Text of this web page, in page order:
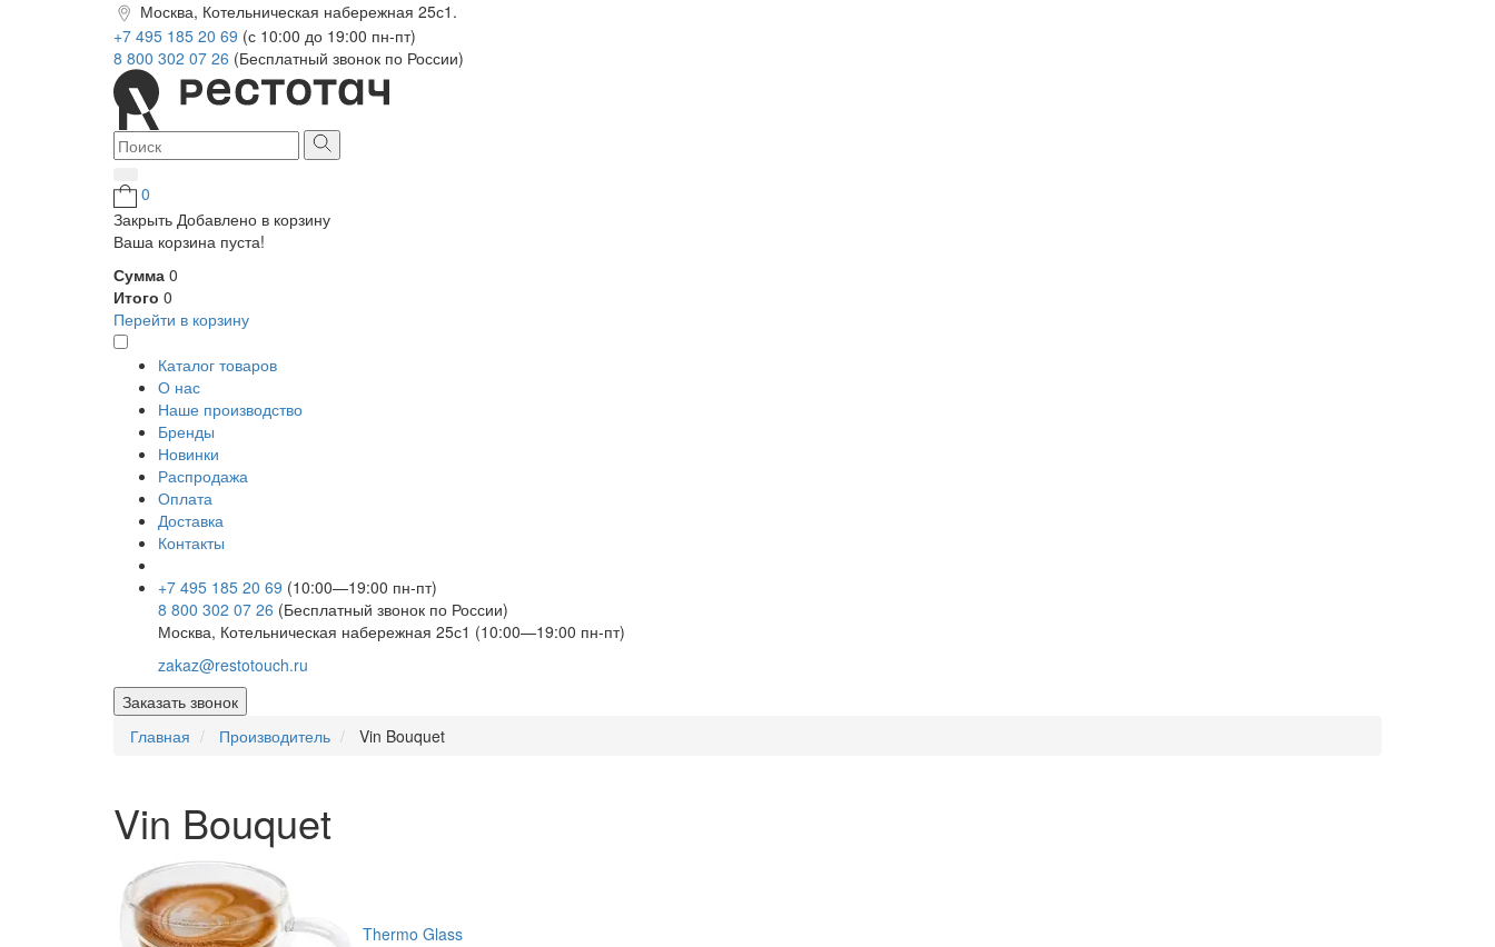
Москва, Котельническая набережная 25с1.
+7 495 185 20 69 (с 10:00 до 19:00 пн-пт)
8 800 302 07 26 (Бесплатный звонок по России)
0
Закрыть Добавлено в корзину
Ваша корзина пуста!
Сумма 0
Итого 0
Перейти в корзину
Каталог товаров
О нас
Наше производство
Бренды
Новинки
Распродажа
Оплата
Доставка
Контакты
+7 495 185 20 69 (10:00—19:00 пн-пт)
8 800 302 07 26 (Бесплатный звонок по России)
Москва, Котельническая набережная 25с1 (10:00—19:00 пн-пт)
zakaz@restotouch.ru
Заказать звонок
Главная
Производитель Vin Bouquet
Vin Bouquet
Thermo Glass